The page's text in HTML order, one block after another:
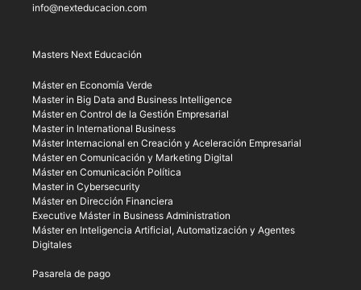
info@nexteducacion.com
Masters Next Educación
Máster en Economía Verde
Master in Big Data and Business Intelligence
Máster en Control de la Gestión Empresarial
Master in International Business
Máster Internacional en Creación y Aceleración Empresarial
Máster en Comunicación y Marketing Digital
Máster en Comunicación Política
Master in Cybersecurity
Máster en Dirección Financiera
Executive Máster in Business Administration
Máster en Inteligencia Artificial, Automatización y Agentes
Digitales
Pasarela de pago